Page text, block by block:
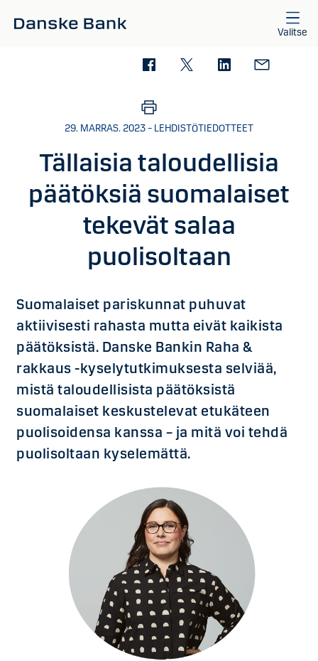
Valitse
29. MARRAS. 2023 – LEHDISTÖTIEDOTTEET
Tällaisia taloudellisia
päätöksiä suomalaiset
tekevät salaa
puolisoltaan
Suomalaiset pariskunnat puhuvat
aktiivisesti rahasta mutta eivät kaikista
päätöksistä. Danske Bankin Raha &
rakkaus -kyselytutkimuksesta selviää,
mistä taloudellisista päätöksistä
suomalaiset keskustelevat etukäteen
puolisoidensa kanssa – ja mitä voi tehdä
puolisoltaan kyselemättä.